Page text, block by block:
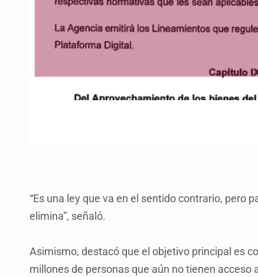
“Es una ley que va en el sentido contrario, pero
elimina”, señaló.
Asimismo, destacó que el objetivo principal es
millones de personas que aún no tienen acceso